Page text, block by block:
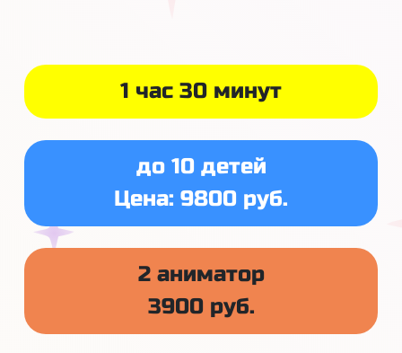
1 час 30 минут
до 10 детей
Цена: 9800 руб.
2 аниматор
3900 руб.